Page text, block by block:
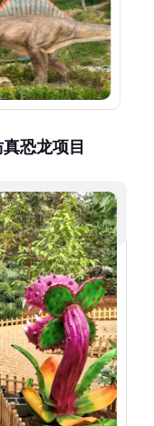
恐龙项目